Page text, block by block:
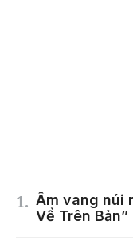
Âm vang núi
Về Trên Bản”